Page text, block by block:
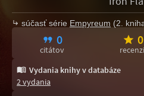
súčasť série Empyreum (2.
0
citátov
0
Vydania knihy v databáze
2 vydania